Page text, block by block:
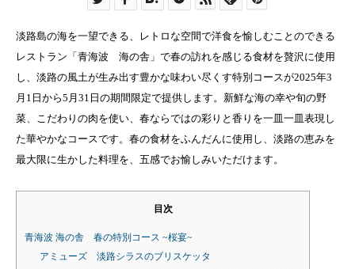
淡路島の海を一望できる、レトロな空間で洋食を愉しむことのできる
レストラン「青海波 海の舎」で春の訪れを感じる食材を贅沢に使用
し、淡路の風土が生み出す豊かな味わい尽くす特別コースが2025年3
月1日から5月31日の期間限定で提供します。新鮮な海の幸や旬の野
菜、こだわりの肉を使い、春ならではの彩りと香りを一皿一皿表現し
た華やかなコースです。春の食材をふんだんに使用し、淡路の恵みを
最大限に生かした料理を、五感でお愉しみいただけます。
目次
青海波 海の舎 春の特別コース ~桜宴~
アミューズ 淡路シラスのブリスケッタ